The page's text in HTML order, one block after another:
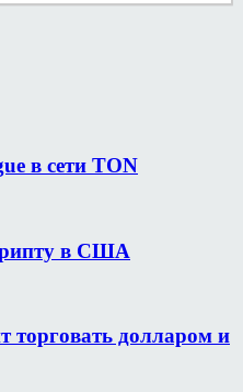
в сети TON
в США
торговать долларом и